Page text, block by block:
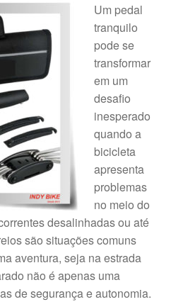
Um pedal
tranquilo
pode se
transformar
em um
desafio
inesperado
quando a
bicicleta
apresenta
problemas
no meio do
desalinhadas ou até
são situações comuns
aventura, seja na estrada
não é apenas uma
de segurança e autonomia.